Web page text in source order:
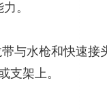
。
与水枪和快速
支架上。